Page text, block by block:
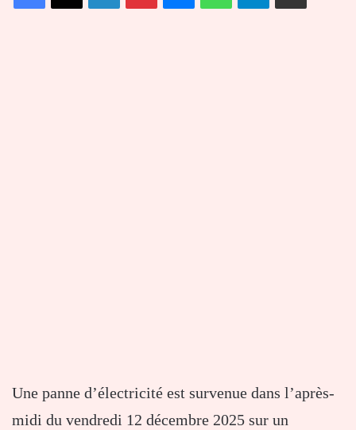
Une panne d’électricité est survenue dans l’après-
midi du vendredi 12 décembre 2025 sur un